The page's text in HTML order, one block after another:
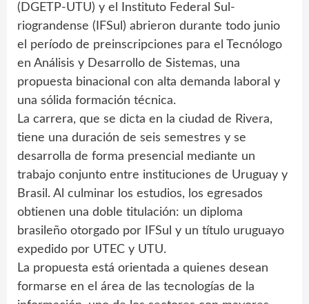
(DGETP-UTU) y el Instituto Federal Sul-
riograndense (IFSul) abrieron durante todo junio
el período de preinscripciones para el Tecnólogo
en Análisis y Desarrollo de Sistemas, una
propuesta binacional con alta demanda laboral y
una sólida formación técnica.
La carrera, que se dicta en la ciudad de Rivera,
tiene una duración de seis semestres y se
desarrolla de forma presencial mediante un
trabajo conjunto entre instituciones de Uruguay y
Brasil. Al culminar los estudios, los egresados
obtienen una doble titulación: un diploma
brasileño otorgado por IFSul y un título uruguayo
expedido por UTEC y UTU.
La propuesta está orientada a quienes desean
formarse en el área de las tecnologías de la